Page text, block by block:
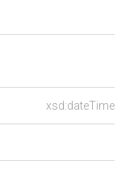
xsd:dateTime